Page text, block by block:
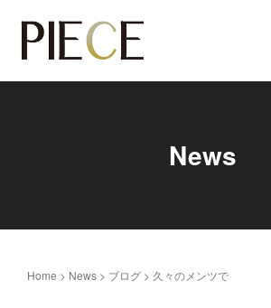
News
Home > News > ブログ > 久々のメンツで